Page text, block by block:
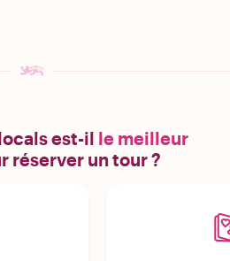
est-il le meilleur
réserver un tour ?